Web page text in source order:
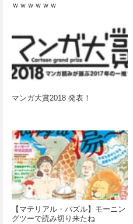
ｗｗｗｗｗｗ
マンガ大賞2018 発表！
【マテリアル・パズル】モーニン
グツーで読み切り来たね